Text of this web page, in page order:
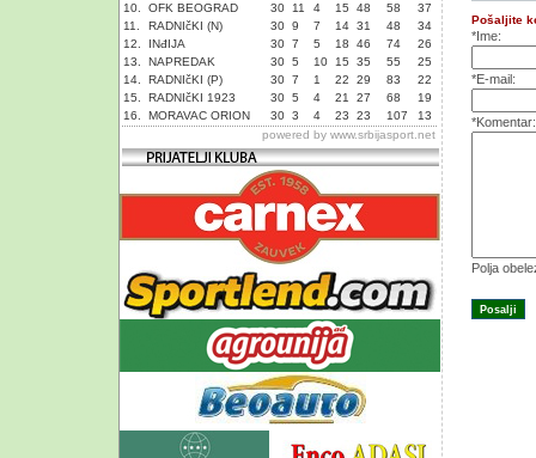
10.
OFK BEOGRAD 30 11 4 15 48 58
37
11.
RADNIčKI (N) 30 9 7 14 31 48
34
12.
INđIJA 30 7 5 18 46 74
26
13.
NAPREDAK 30 5 10 15 35 55
25
14.
RADNIčKI (P) 30 7 1 22 29 83
22
15.
RADNIčKI 1923 30 5 4 21 27 68
19
16.
MORAVAC ORION 30 3 4 23 23 107
13
powered by www.srbijasport.net
Pošaljite
*Ime:
*E-mail:
*Komentar:
Polja